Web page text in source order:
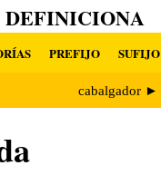
DEFINICIONA
PREFIJO SUFIJO
cabalgador ►